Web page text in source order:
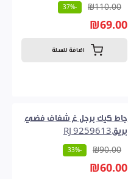
₪110.00
-37%
₪69.00
اضافة للسلة
جاط كيك برجل غ شفاف فضي
بريق9259613 RJ
₪90.00
-33%
₪60.00